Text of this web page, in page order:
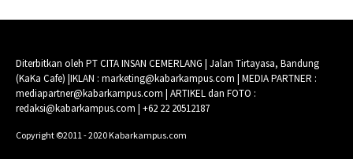
Diterbitkan oleh PT CITA INSAN CEMERLANG | Jalan Tirtayasa, Bandung
(KaKa Cafe) |IKLAN : marketing@kabarkampus.com | MEDIA PARTNER :
mediapartner@kabarkampus.com | ARTIKEL dan FOTO :
redaksi@kabarkampus.com | +62 22 20512187
Copyright ©2011 - 2020 Kabarkampus.com